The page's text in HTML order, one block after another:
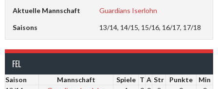
Aktuelle Mannschaft Guardians Iserlohn
Saisons 13/14, 14/15, 15/16, 16/17, 17/18
FEL
Saison Mannschaft Spiele T A Str Punkte
Min